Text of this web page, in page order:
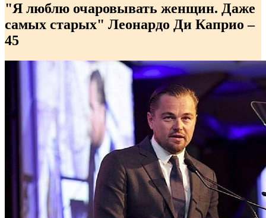
"Я люблю очаровывать женщин. Даже
самых старых" Леонардо Ди Каприо –
45